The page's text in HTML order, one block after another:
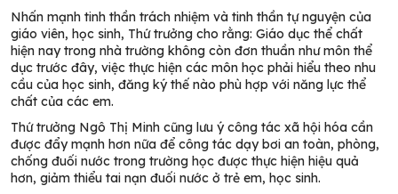
Nhấn mạnh tinh thần trách nhiệm và tinh thần tự nguyện của
giáo viên, học sinh, Thứ trưởng cho rằng: Giáo dục thể chất
hiện nay trong nhà trường không còn đơn thuần như môn thể
dục trước đây, việc thực hiện các môn học phải hiểu theo nhu
cầu của học sinh, đăng ký thế nào phù hợp với năng lực thể
chất của các em.
Thứ trưởng Ngô Thị Minh cũng lưu ý công tác xã hội hóa cần
được đẩy mạnh hơn nữa để công tác dạy bơi an toàn, phòng,
chống đuối nước trong trường học được thực hiện hiệu quả
hơn, giảm thiểu tai nạn đuối nước ở trẻ em, học sinh.